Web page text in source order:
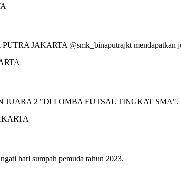
JAKARTA @smk_binaputrajkt mendapatkan
JUARA 2 "DI LOMBA FUTSAL TINGKAT SMA".
hari sumpah pemuda tahun 2023.